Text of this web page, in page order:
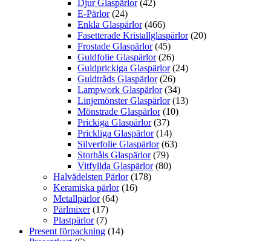
Djur Glaspärlor (42)
E-Pärlor (24)
Enkla Glaspärlor (466)
Fasetterade Kristallglaspärlor (20)
Frostade Glaspärlor (45)
Guldfolie Glaspärlor (26)
Guldprickiga Glaspärlor (24)
Guldtråds Glaspärlor (26)
Lampwork Glaspärlor (34)
Linjemönster Glaspärlor (13)
Mönstrade Glaspärlor (10)
Prickiga Glaspärlor (37)
Prickliga Glaspärlor (14)
Silverfolie Glaspärlor (63)
Storhåls Glaspärlor (79)
Vitfyllda Glaspärlor (80)
Halvädelsten Pärlor (178)
Keramiska pärlor (16)
Metallpärlor (64)
Pärlmixer (17)
Plastpärlor (7)
Present förpackning (14)